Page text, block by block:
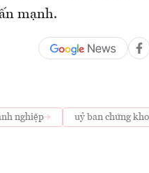
mạnh.
nghiệp uỷ ban chứng